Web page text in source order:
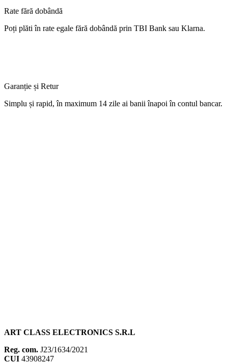
Rate fără dobândă
Poți plăti în rate egale fără dobândă prin TBI Bank sau Klarna.
Garanție și Retur
Simplu și rapid,în maximum 14 zile ai banii înapoi în contul bancar.
ART CLASS ELECTRONICS S.R.L
Reg. com. J23/1634/2021
CUI 43908247